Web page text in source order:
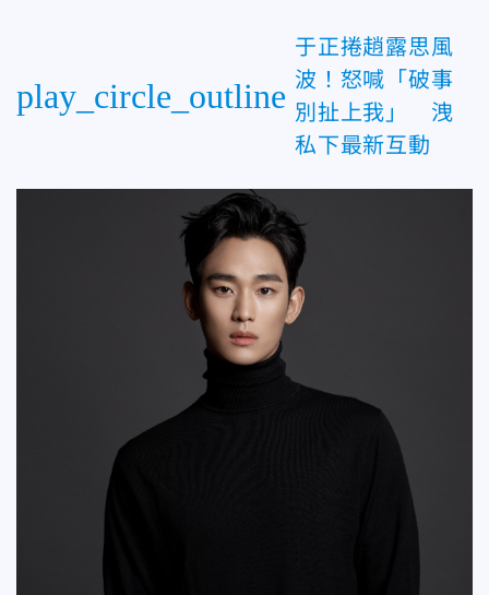
play_circle_outline
于正捲趙露思風
波！怒喊「破事
別扯上我」 洩
私下最新互動